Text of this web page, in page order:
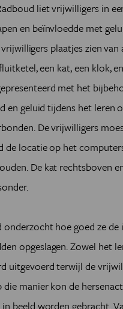
liet vrijwilligers in
en beïnvloedde met
plaatjes zien van
een kat, een klok,
met het
en geluid tijdens het leren
De vrijwilligers
de locatie op het
De kat rechtsboven
onderzocht hoe goed ze
opgeslagen. Zowel het
uitgevoerd terwijl de
die manier kon de
beeld worden gebracht.